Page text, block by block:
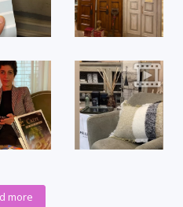
more